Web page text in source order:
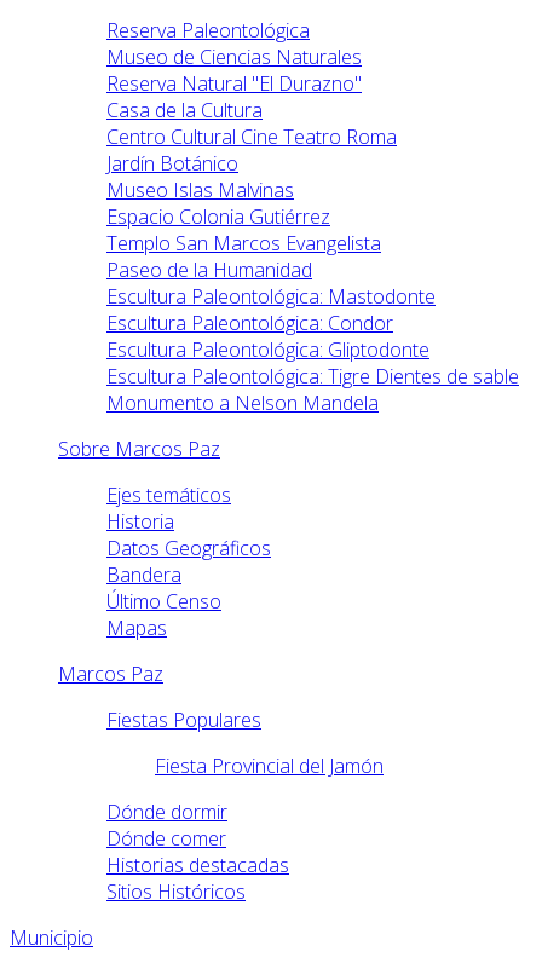
Reserva Paleontológica
Museo de Ciencias Naturales
Reserva Natural "El Durazno"
Casa de la Cultura
Centro Cultural Cine Teatro Roma
Jardín Botánico
Museo Islas Malvinas
Espacio Colonia Gutiérrez
Templo San Marcos Evangelista
Paseo de la Humanidad
Escultura Paleontológica: Mastodonte
Escultura Paleontológica: Condor
Escultura Paleontológica: Gliptodonte
Escultura Paleontológica: Tigre Dientes de sable
Monumento a Nelson Mandela
Sobre Marcos Paz
Ejes temáticos
Historia
Datos Geográficos
Bandera
Último Censo
Mapas
Marcos Paz
Fiestas Populares
Fiesta Provincial del Jamón
Dónde dormir
Dónde comer
Historias destacadas
Sitios Históricos
Municipio